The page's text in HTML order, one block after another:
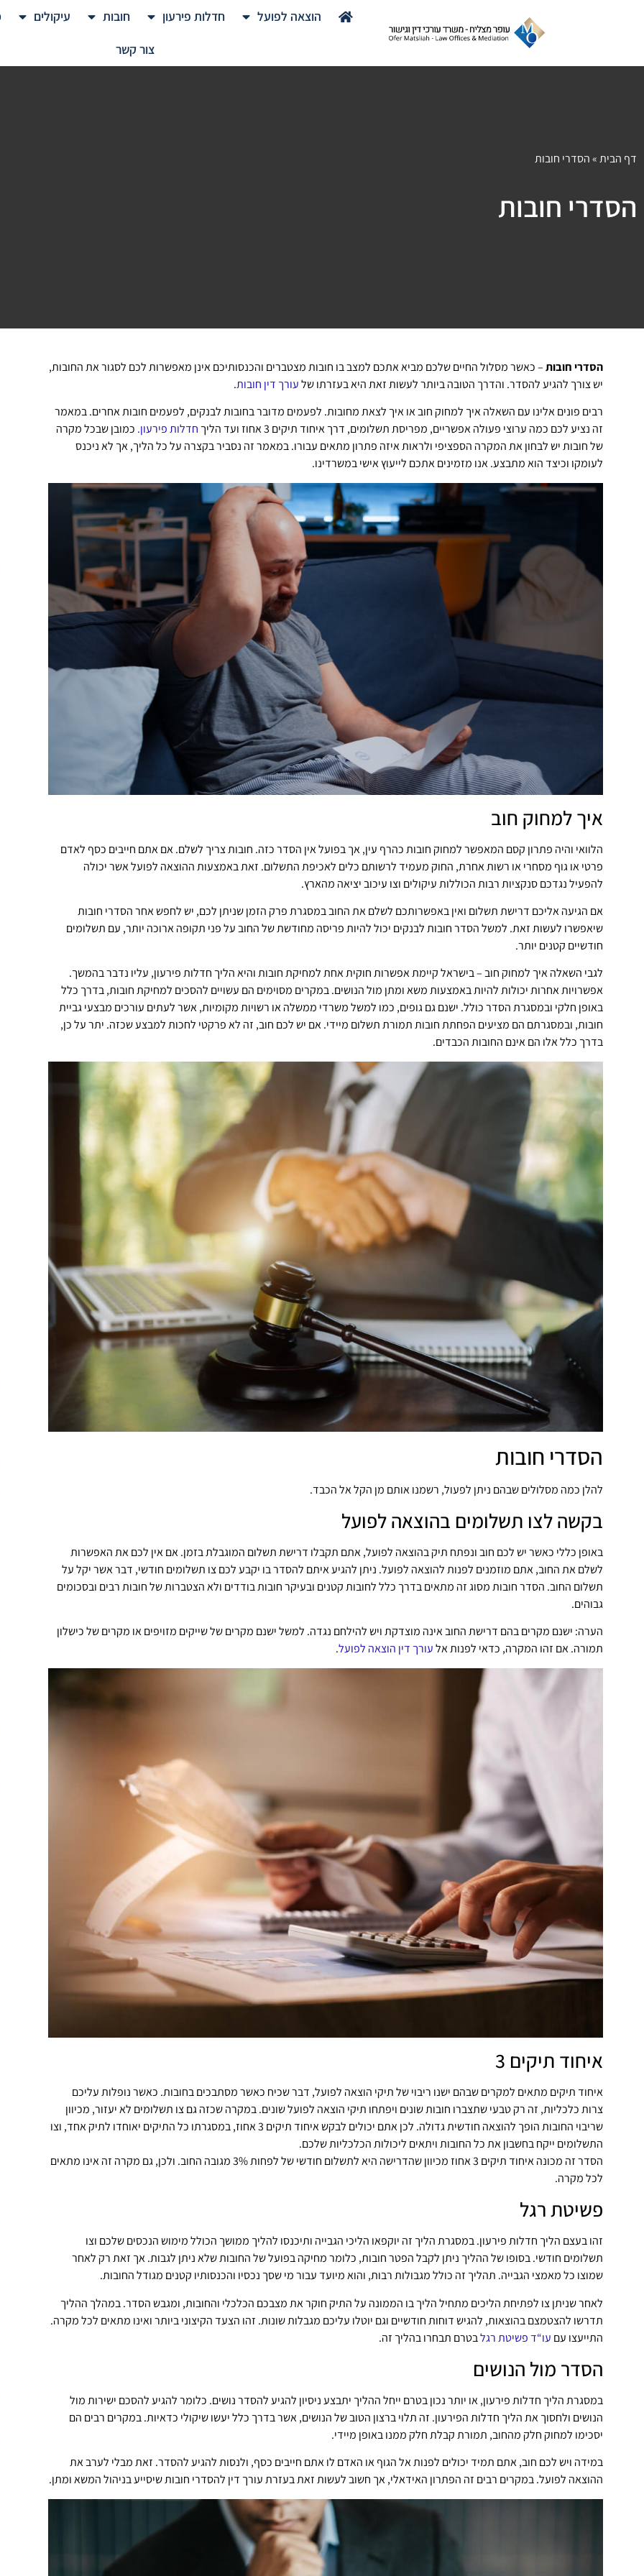
הוצאה לפועל חדלות פירעון חובות עיקולים
צור קשר
דף הבית»הסדרי חובות
הסדרי חובות
הסדרי חובות– כאשר מסלול החיים שלכם מביא אתכם למצב בו חובות מצטברים והכנסותיכם אינן מאפשרות לכם לסגור את החובות,
יש צורך להגיע להסדר. והדרך הטובה ביותר לעשות זאת היא בעזרתו שלעורך דין חובות.
רבים פונים אלינו עם השאלה איך למחוק חוב או איך לצאת מחובות. לפעמים מדובר בחובות לבנקים, לפעמים חובות אחרים. במאמר
זה נציע לכם כמה ערוצי פעולה אפשריים, מפריסת תשלומים, דרך איחוד תיקים 3 אחוז ועד הליך
חדלות פירעון. כמובן שבכל מקרה
של חובות יש לבחון את המקרה הספציפי ולראות איזה פתרון מתאים עבורו. במאמר זה נסביר בקצרה על כל הליך, אך לא ניכנס
לעומקו וכיצד הוא מתבצע. אנו מזמינים אתכם לייעוץ אישי במשרדינו.
איך למחוק חוב
הלוואי והיה פתרון קסם המאפשר למחוק חובות כהרף עין, אך בפועל אין הסדר כזה. חובות צריך לשלם. אם אתם חייבים כסף לאדם
פרטי או גוף מסחרי או רשות אחרת, החוק מעמיד לרשותם כלים לאכיפת התשלום. זאת באמצעות ההוצאה לפועל אשר יכולה
להפעיל נגדכם סנקציות רבות הכוללות עיקולים וצו עיכוב יציאה מהארץ.
אם הגיעה אליכם דרישת תשלום ואין באפשרותכם לשלם את החוב במסגרת פרק הזמן שניתן לכם, יש לחפש אחר הסדרי חובות
שיאפשרו לעשות זאת. למשל הסדר חובות לבנקים יכול להיות פריסה מחודשת של החוב על פני תקופה ארוכה יותר, עם תשלומים
חודשיים קטנים יותר.
לגבי השאלה איך למחוק חוב – בישראל קיימת אפשרות חוקית אחת למחיקת חובות והיא הליך חדלות פירעון, עליו נדבר בהמשך.
אפשרויות אחרות יכולות להיות באמצעות משא ומתן מול הנושים. במקרים מסוימים הם עשויים להסכים למחיקת חובות, בדרך כלל
באופן חלקי ובמסגרת הסדר כולל. ישנם גם גופים, כמו למשל משרדי ממשלה או רשויות מקומיות, אשר לעתים עורכים מבצעי גביית
חובות, ובמסגרתם הם מציעים הפחתת חובות תמורת תשלום מיידי. אם יש לכם חוב, זה לא פרקטי לחכות למבצע שכזה. יתר על כן,
בדרך כלל אלו הם אינם החובות הכבדים.
הסדרי חובות
להלן כמה מסלולים שבהם ניתן לפעול, רשמנו אותם מן הקל אל הכבד.
בקשה לצו תשלומים בהוצאה לפועל
באופן כללי כאשר יש לכם חוב ונפתח תיק בהוצאה לפועל, אתם תקבלו דרישת תשלום המוגבלת בזמן. אם אין לכם את האפשרות
לשלם את החוב, אתם מוזמנים לפנות להוצאה לפועל. ניתן להגיע איתם להסדר בו יקבע לכם צו תשלומים חודשי, דבר אשר יקל על
תשלום החוב. הסדר חובות מסוג זה מתאים בדרך כלל לחובות קטנים ובעיקר חובות בודדים ולא הצטברות של חובות רבים ובסכומים
גבוהים.
הערה: ישנם מקרים בהם דרישת החוב אינה מוצדקת ויש להילחם נגדה. למשל ישנם מקרים של שייקים מזויפים או מקרים של כישלון
תמורה. אם זהו המקרה, כדאי לפנות אלעורך דין הוצאה לפועל.
איחוד תיקים 3
איחוד תיקים מתאים למקרים שבהם ישנו ריבוי של תיקי הוצאה לפועל, דבר שכיח כאשר מסתבכים בחובות. כאשר נופלות עליכם
צרות כלכליות, זה רק טבעי שתצברו חובות שונים ויפתחו תיקי הוצאה לפועל שונים. במקרה שכזה גם צו תשלומים לא יעזור, מכיוון
שריבוי החובות הופך להוצאה חודשית גדולה. לכן אתם יכולים לבקש איחוד תיקים 3 אחוז, במסגרתו כל התיקים יאוחדו לתיק אחד, וצו
התשלומים ייקח בחשבון את כל החובות ויתאים ליכולות הכלכליות שלכם.
הסדר זה מכונה איחוד תיקים 3 אחוז מכיוון שהדרישה היא לתשלום חודשי של לפחות 3% מגובה החוב. ולכן, גם מקרה זה אינו מתאים
לכל מקרה.
פשיטת רגל
זהו בעצם הליך חדלות פירעון. במסגרת הליך זה יוקפאו הליכי הגבייה ותיכנסו להליך ממושך הכולל מימוש הנכסים שלכם וצו
תשלומים חודשי. בסופו של ההליך ניתן לקבל הפטר חובות, כלומר מחיקה בפועל של החובות שלא ניתן לגבות. אך זאת רק לאחר
שמוצו כל מאמצי הגבייה. תהליך זה כולל מגבולות רבות, והוא מיועד עבור מי שסך נכסיו והכנסותיו קטנים מגודל החובות.
לאחר שניתן צו לפתיחת הליכים מתחיל הליך בו הממונה על התיק חוקר את מצבכם הכלכלי והחובות, ומגבש הסדר. במהלך ההליך
תדרשו להצטמצם בהוצאות, להגיש דוחות חודשיים וגם יוטלו עליכם מגבלות שונות. זהו הצעד הקיצוני ביותר ואינו מתאים לכל מקרה.
התייעצו עם עו“ד פשיטת רגלבטרם תבחרו בהליך זה.
הסדר מול הנושים
במסגרת הליך חדלות פירעון, או יותר נכון בטרם ייחל ההליך יתבצע ניסיון להגיע להסדר נושים. כלומר להגיע להסכם ישירות מול
הנושים ולחסוך את הליך חדלות הפירעון. זה תלוי ברצון הטוב של הנושים, אשר בדרך כלל יעשו שיקולי כדאיות. במקרים רבים הם
יסכימו למחוק חלק מהחוב, תמורת קבלת חלק ממנו באופן מיידי.
במידה ויש לכם חוב, אתם תמיד יכולים לפנות אל הגוף או האדם לו אתם חייבים כסף, ולנסות להגיע להסדר. זאת מבלי לערב את
ההוצאה לפועל. במקרים רבים זה הפתרון האידאלי, אך חשוב לעשות זאת בעזרת עורך דין להסדרי חובות שיסייע בניהול המשא ומתן.
חנוך ויינר
07/11/2024
מקצוען אמין אדיב והכי חשוב סבלני ונלחמם לזכותו
של הלקוח.
ממליץ מאוד